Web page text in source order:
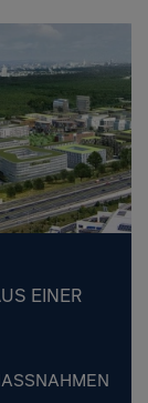
HA